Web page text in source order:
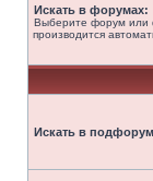
Искать в форумах:
Выберите форум или
производится
Искать в